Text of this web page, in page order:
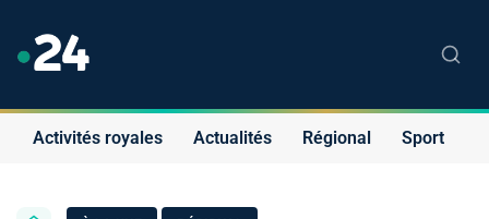
Activités royales Actualités Régional Sport